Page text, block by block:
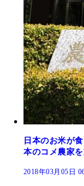
日本のお米が
本のコメ農家を
2018年03月05日